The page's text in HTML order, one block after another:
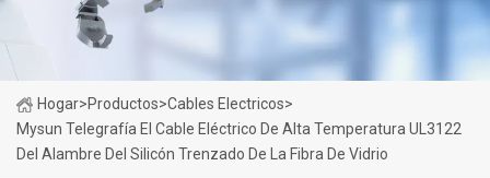
Hogar>Productos>Cables Electricos>
Mysun Telegrafía El Cable Eléctrico De Alta Temperatura UL3122
Del Alambre Del Silicón Trenzado De La Fibra De Vidrio